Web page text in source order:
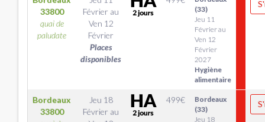
33800
quai de
paludate
Février au
Ven 12
Février
Places
disponibles
(33)
Jeu 11
Février au
Ven 12
Février
2027
Hygiène
alimentaire
Bordeaux
33800
Jeu 18
Février au
499€
Bordeaux
(33)
Jeu 18